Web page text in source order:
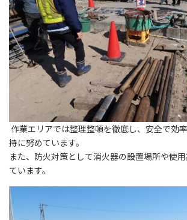
作業エリアでは整理整頓を徹底し、安全で効
持に努めています。
また、防火対策として消火器の設置場所や使
ています。